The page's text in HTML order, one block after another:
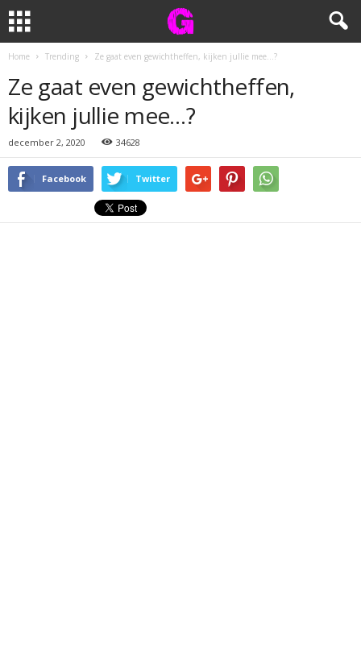
Home Trending Ze gaat even gewichtheffen, kijken jullie mee…?
Ze gaat even gewichtheffen,
kijken jullie mee…?
december 2, 2020 34628
Facebook Twitter